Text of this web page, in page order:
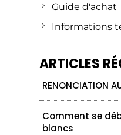
Guide d'achat
Informations
ARTICLES
RENONCIATION
Comment se
blancs